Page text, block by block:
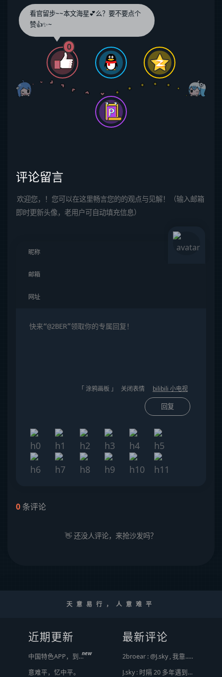
看官留步~~本文海星💕么？要不要点个
赞👍✨~
0
评论留言
欢迎您，！您可以在这里畅言您的的观点与见解！（输入邮箱
即时更新头像，老用户可自动填充信息）
「 涂鸦画板 」 关闭表情 bilibili 小电视
回复
0条评论
👋 还没人评论，来抢沙发吗？
天意易行，人意难平
近期更新
中国特色APP，到底谁来治？new
意难平，忆中平。
最新评论
2broear : @J.sky , 我靠.. 心情复杂 [ Emoji Image ]
J.sky : 时隔 20 多年遇到前任，你猜会是什么感觉？前几天和老婆去超市，巧不巧老婆去看其他商品了，就这么两分钟的功夫，我和前任迎面相遇，我看了一眼她，她也看到我了，谁都没说话，我感觉她恐慌的逃走了。我们擦肩而过，按道理这个年龄本不应该两个人单独在超市相遇，除非单身。所以，我猜她离婚了？搞不好她可能以为我也离婚了？哈哈哈